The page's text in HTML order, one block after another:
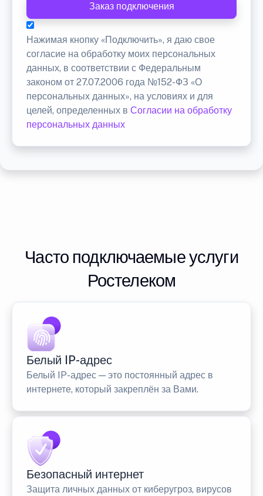
Заказ подключения
Нажимая кнопку «Подключить», я даю свое
согласие на обработку моих персональных
данных, в соответствии с Федеральным
законом от 27.07.2006 года №152-ФЗ «О
персональных данных», на условиях и для
целей, определенных в Согласии на обработку
персональных данных
Часто подключаемые услуги
Ростелеком
Белый IP-адрес
Белый IP-адрес — это постоянный адрес в
интернете, который закреплён за Вами.
Безопасный интернет
Защита личных данных от киберугроз, вирусов